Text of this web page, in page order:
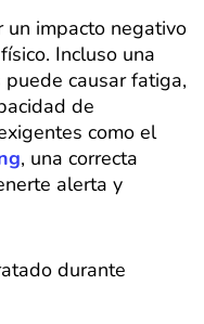
un impacto negativo
Incluso una
causar fatiga,
de
como el
, una correcta
alerta y
durante